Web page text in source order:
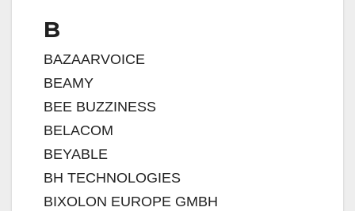
B
BAZAARVOICE
BEAMY
BEE BUZZINESS
BELACOM
BEYABLE
BH TECHNOLOGIES
BIXOLON EUROPE GMBH